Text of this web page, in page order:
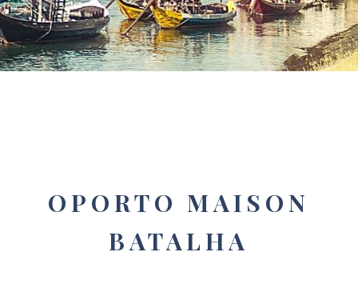
OPORTO MAISON
BATALHA